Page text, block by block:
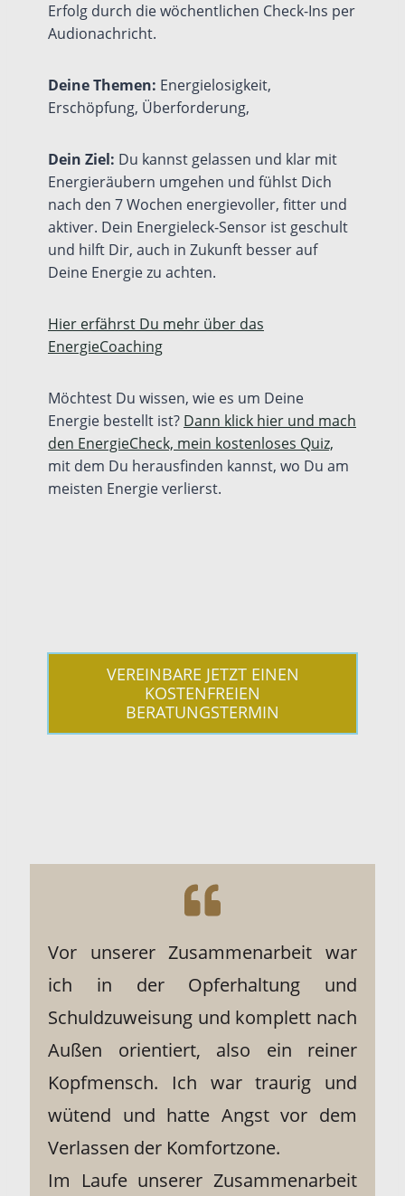
Erfolg durch die wöchentlichen Check-Ins per
Audionachricht.
Deine Themen: Energielosigkeit,
Erschöpfung, Überforderung,
Dein Ziel: Du kannst gelassen und klar mit
Energieräubern umgehen und fühlst Dich
nach den 7 Wochen energievoller, fitter und
aktiver. Dein Energieleck-Sensor ist geschult
und hilft Dir, auch in Zukunft besser auf
Deine Energie zu achten.
Hier erfährst Du mehr über das
EnergieCoaching
Möchtest Du wissen, wie es um Deine
Energie bestellt ist? Dann klick hier und mach
den EnergieCheck, mein kostenloses Quiz,
mit dem Du herausfinden kannst, wo Du am
meisten Energie verlierst.
VEREINBARE JETZT EINEN
KOSTENFREIEN
BERATUNGSTERMIN
Vor unserer Zusammenarbeit war
ich in der Opferhaltung und
Schuldzuweisung und komplett nach
Außen orientiert, also ein reiner
Kopfmensch. Ich war traurig und
wütend und hatte Angst vor dem
Verlassen der Komfortzone.
Im Laufe unserer Zusammenarbeit